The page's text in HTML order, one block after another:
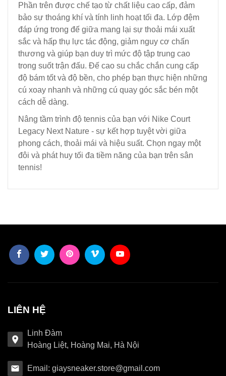
Phần trên được chế tạo từ chất liệu cao cấp, đảm
bảo sự thoáng khí và tính linh hoạt tối đa. Lớp đệm
đáp ứng trong đế giữa mang lại sự thoải mái xuất
sắc và hấp thụ lực tác động, giảm nguy cơ chấn
thương và giúp bạn duy trì mức độ tập trung cao
trong suốt trận đấu. Đế cao su chắc chắn cung cấp
độ bám tốt và độ bền, cho phép bạn thực hiện những
cú xoay nhanh và những cú quay góc sắc bén một
cách dễ dàng.
Nâng tầm trình độ tennis của bạn với Nike Court
Legacy Next Nature - sự kết hợp tuyệt vời giữa
phong cách, thoải mái và hiệu suất. Chọn ngay một
đôi và phát huy tối đa tiềm năng của bạn trên sân
tennis!
LIÊN HỆ
Linh Đàm
Hoàng Liệt, Hoàng Mai, Hà Nội
Email: giaysneaker.store@gmail.com